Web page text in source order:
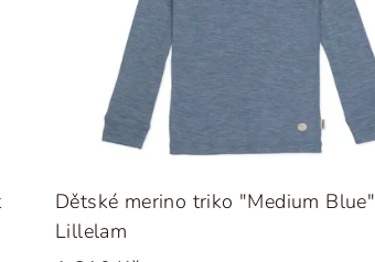
Dětské merino triko "Medium Blue"
Lillelam